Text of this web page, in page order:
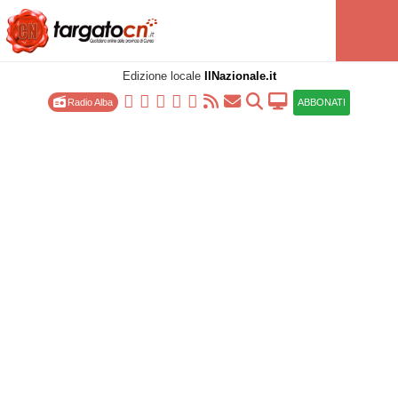
Edizione locale IlNazionale.it
Radio Alba ABBONATI